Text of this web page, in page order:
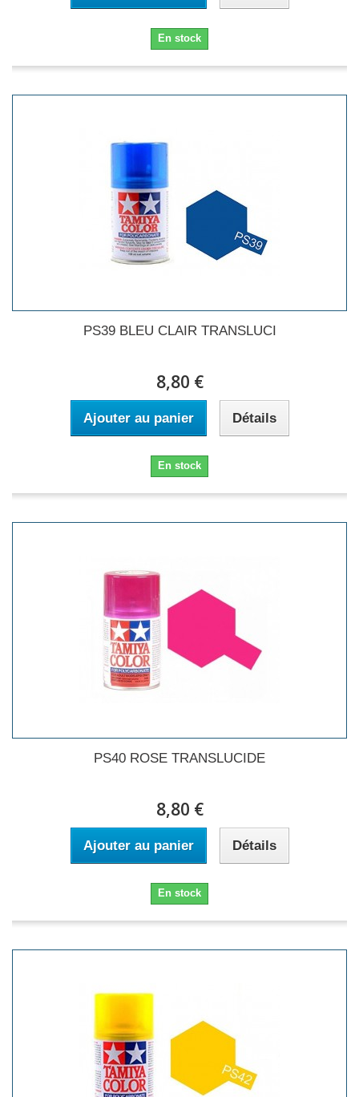
En stock
PS39 BLEU CLAIR TRANSLUCI
8,80 €
Ajouter au panier Détails
En stock
PS40 ROSE TRANSLUCIDE
8,80 €
Ajouter au panier Détails
En stock